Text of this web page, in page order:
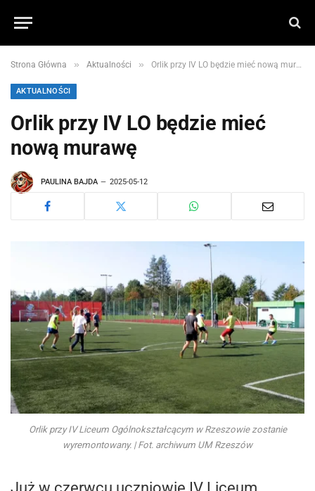
Strona Główna » Aktualności » Orlik przy IV LO będzie mieć nową murawę
AKTUALNOŚCI
Orlik przy IV LO będzie mieć
nową murawę
PAULINA BAJDA 2025-05-12
Orlik przy IV Liceum Ogólnokształcącym w Rzeszowie zostanie
wyremontowany. | Fot. archiwum UM Rzeszów